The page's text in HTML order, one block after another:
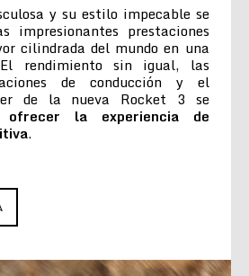
y su estilo impecable se
impresionantes prestaciones
cilindrada del mundo en una
rendimiento sin igual, las
de conducción y el
de la nueva Rocket 3 se
ofrecer la experiencia de
.